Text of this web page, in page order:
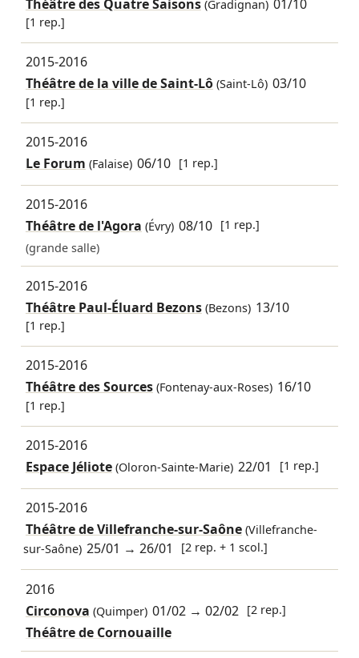
Théâtre des Quatre Saisons(Gradignan) 01/10
[1 rep.]
2015-2016
Théâtre de la ville de Saint-Lô(Saint-Lô) 03/10
[1 rep.]
2015-2016
Le Forum (Falaise) 06/10 [1 rep.]
2015-2016
Théâtre de l'Agora (Évry) 08/10 [1 rep.]
(grande salle)
2015-2016
Théâtre Paul-Éluard Bezons(Bezons) 13/10
[1 rep.]
2015-2016
Théâtre des Sources(Fontenay-aux-Roses) 16/10
[1 rep.]
2015-2016
Espace Jéliote(Oloron-Sainte-Marie) 22/01 [1 rep.]
2015-2016
Théâtre de Villefranche-sur-Saône(Villefranche-
sur-Saône) 25/01 →26/01 [2 rep. + 1 scol.]
2016
Circonova (Quimper) 01/02 →02/02 [2 rep.]
Théâtre de Cornouaille